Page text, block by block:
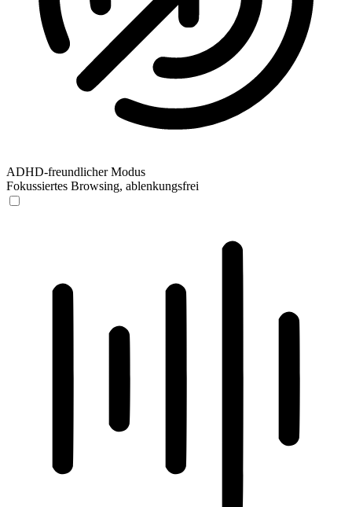
ADHD-freundlicher Modus
Fokussiertes Browsing, ablenkungsfrei